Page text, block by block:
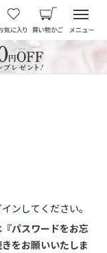
ンしてください。
パスワードをお忘
をお願いいたしま